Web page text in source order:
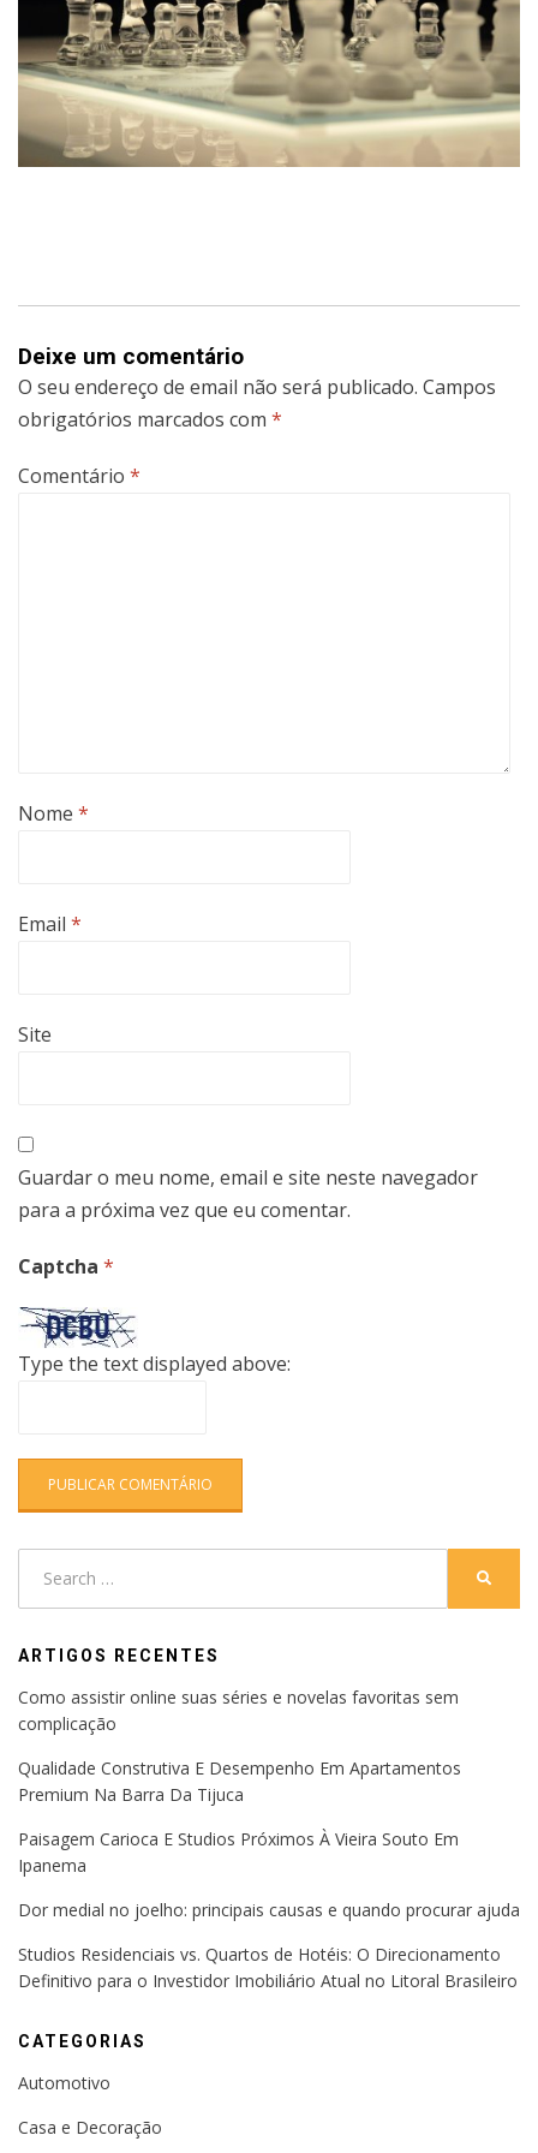
Deixe um comentário
O seu endereço de email não será publicado. Campos
obrigatórios marcados com *
Comentário *
Nome *
Email *
Site
Guardar o meu nome, email e site neste navegador
para a próxima vez que eu comentar.
Captcha *
Type the text displayed above:
ARTIGOS RECENTES
Como assistir online suas séries e novelas favoritas sem
complicação
Qualidade Construtiva E Desempenho Em Apartamentos
Premium Na Barra Da Tijuca
Paisagem Carioca E Studios Próximos À Vieira Souto Em
Ipanema
Dor medial no joelho: principais causas e quando procurar ajuda
Studios Residenciais vs. Quartos de Hotéis: O Direcionamento
Definitivo para o Investidor Imobiliário Atual no Litoral Brasileiro
CATEGORIAS
Automotivo
Casa e Decoração